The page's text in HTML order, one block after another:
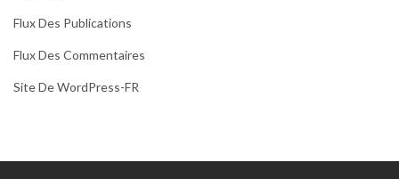
Flux Des Publications
Flux Des Commentaires
Site De WordPress-FR